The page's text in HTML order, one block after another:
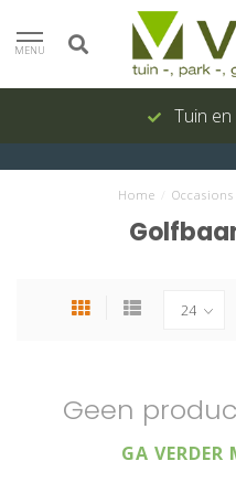
MENU
Tuin
Home Occasions
Geen
GA VERDER